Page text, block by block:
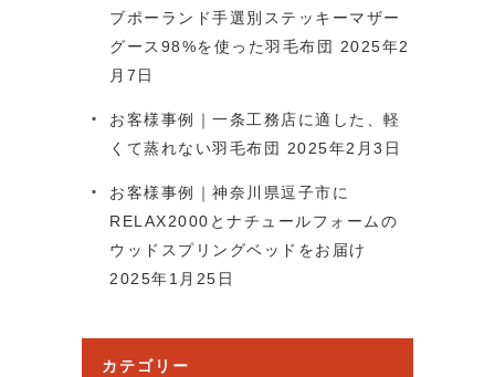
ブポーランド手選別ステッキーマザー
グース98%を使った羽毛布団 2025年2
月7日
お客様事例｜一条工務店に適した、軽
くて蒸れない羽毛布団 2025年2月3日
お客様事例｜神奈川県逗子市に
RELAX2000とナチュールフォームの
ウッドスプリングベッドをお届け
2025年1月25日
カテゴリー